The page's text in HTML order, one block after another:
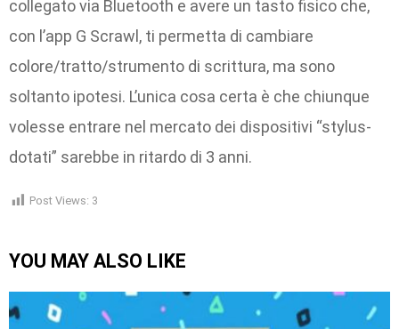
collegato via Bluetooth e avere un tasto fisico che,
con l’app G Scrawl, ti permetta di cambiare
colore/tratto/strumento di scrittura, ma sono
soltanto ipotesi. L’unica cosa certa è che chiunque
volesse entrare nel mercato dei dispositivi “stylus-
dotati” sarebbe in ritardo di 3 anni.
Post Views: 3
YOU MAY ALSO LIKE